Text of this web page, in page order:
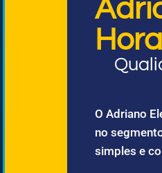
O Adriano
no
simples e